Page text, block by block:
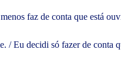
faz de conta que está
/ Eu decidi só fazer de conta